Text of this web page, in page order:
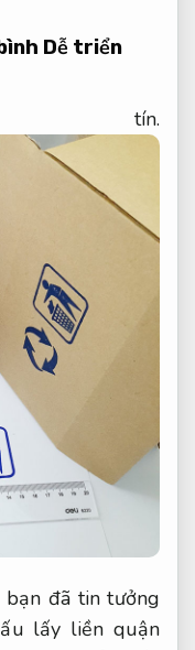
Dễ triển
bạn đã tin tưởng
lấy liền quận